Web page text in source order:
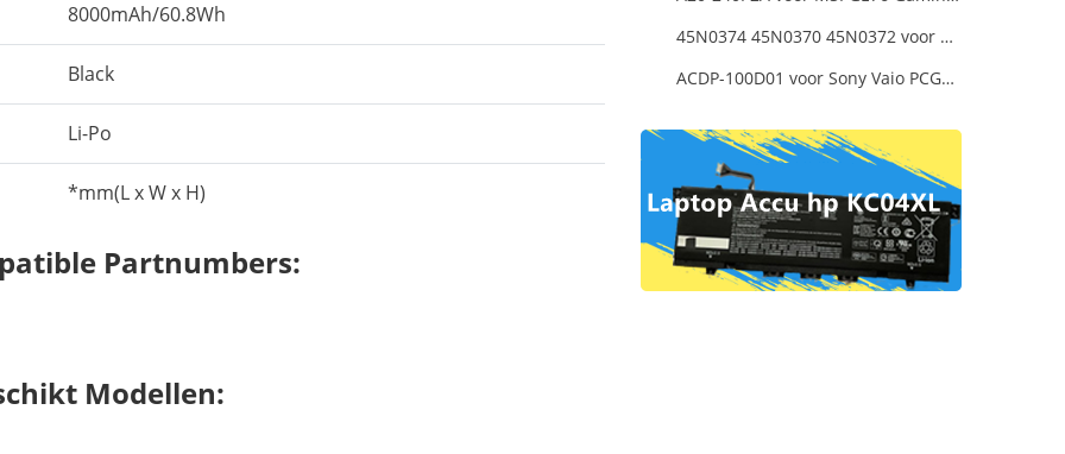
8000mAh/60.8Wh
Black
Li-Po
*mm(L x W x H)
Partnumbers:
Modellen:
45N0374 45N0370 45N0372 voor 20V 8.5A 170W Lenovo ThinkPad W540 T540P
ACDP-100D01 voor Sony Vaio PCGA AC19V4 ACDP-100D01